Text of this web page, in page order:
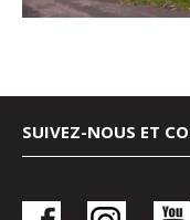
SUIVEZ-NOUS ET